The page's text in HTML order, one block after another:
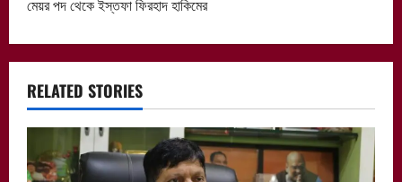
t
n
a
v
মেয়র পদ থেকে ইস্তফা ফিরহাদ হাকিমের
RELATED STORIES